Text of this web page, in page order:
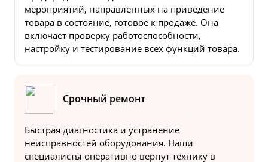
мероприятий, направленных на приведение
товара в состояние, готовое к продаже. Она
включает проверку работоспособности,
настройку и тестирование всех функций товара.
Срочный ремонт
Быстрая диагностика и устранение
неисправностей оборудования. Наши
специалисты оперативно вернут технику в